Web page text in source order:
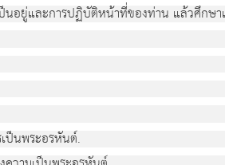
อยู่และการปฏิบัติหน้าที่ของท่าน แล้วศึกษ
ป็นพระอรหันต์.